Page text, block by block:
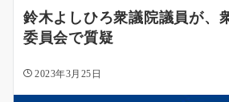
鈴木よしひろ衆議院議員が、
委員会で質疑
2023年3月25日